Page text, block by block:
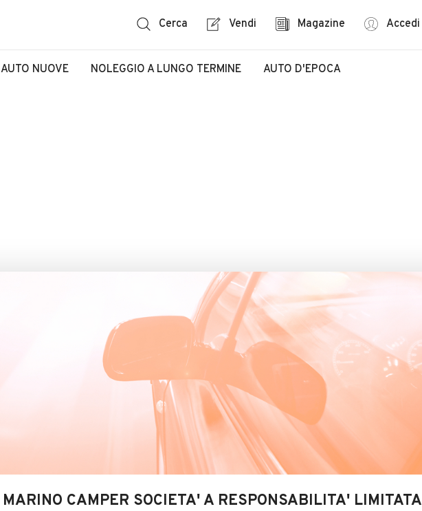
Cerca Vendi Magazine Accedi
AUTO NUOVE NOLEGGIO A LUNGO TERMINE AUTO D'EPOCA
MARINO CAMPER SOCIETA' A RESPONSABILITA' LIMITATA